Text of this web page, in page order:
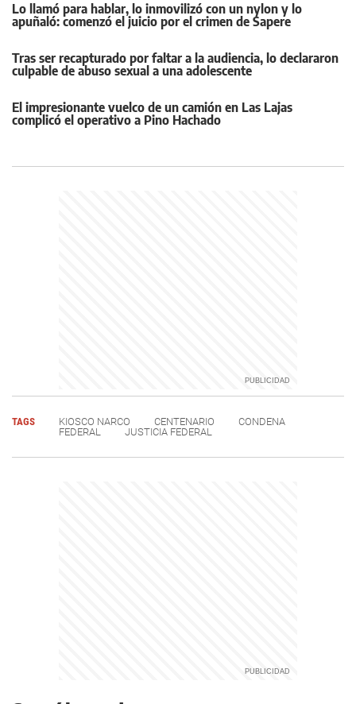
Lo llamó para hablar, lo inmovilizó con un nylon y lo
apuñaló: comenzó el juicio por el crimen de Sapere
Tras ser recapturado por faltar a la audiencia, lo declararon
culpable de abuso sexual a una adolescente
El impresionante vuelco de un camión en Las Lajas
complicó el operativo a Pino Hachado
TAGS KIOSCO NARCO CENTENARIO
CONDENA
FEDERAL
JUSTICIA FEDERAL